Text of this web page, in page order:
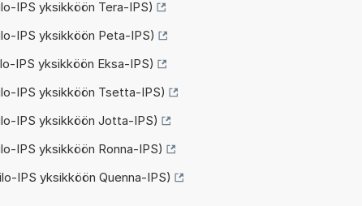
IPS yksikköön Tera-IPS)
IPS yksikköön Peta-IPS)
IPS yksikköön Eksa-IPS)
IPS yksikköön Tsetta-IPS)
IPS yksikköön Jotta-IPS)
IPS yksikköön Ronna-IPS)
IPS yksikköön Quenna-IPS)